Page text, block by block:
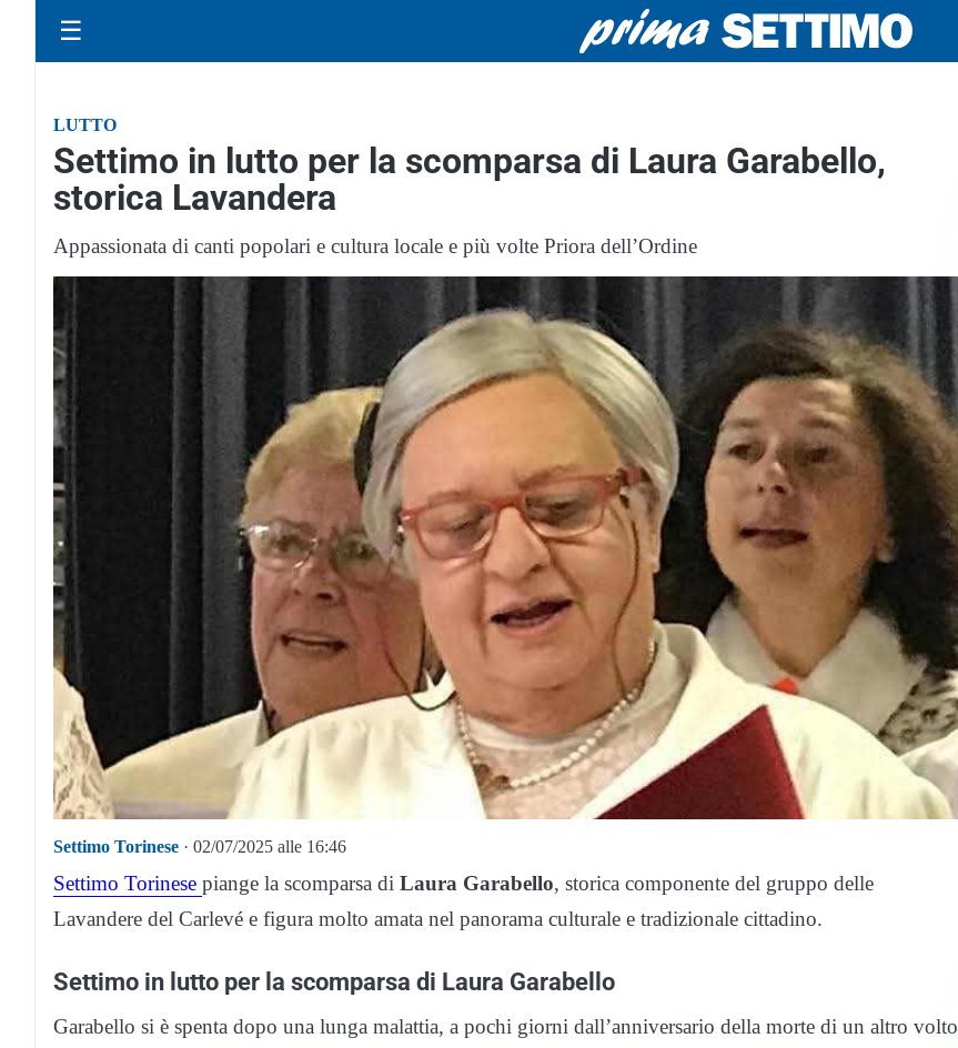
☰
LUTTO
Settimo in lutto per la scomparsa di Laura Garabello,
storica Lavandera
Appassionata di canti popolari e cultura locale e più volte Priora dell’Ordine
Settimo Torinese · 02/07/2025 alle 16:46
Settimo Torinese piange la scomparsa di Laura Garabello, storica componente del gruppo delle
Lavandere del Carlevé e figura molto amata nel panorama culturale e tradizionale cittadino.
Settimo in lutto per la scomparsa di Laura Garabello
Garabello si è spenta dopo una lunga malattia, a pochi giorni dall’anniversario della morte di un altro volto